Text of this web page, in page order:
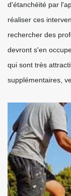
d'étanchéité par
réaliser ces
rechercher des
devront s'en
qui sont très
supplémentaires,